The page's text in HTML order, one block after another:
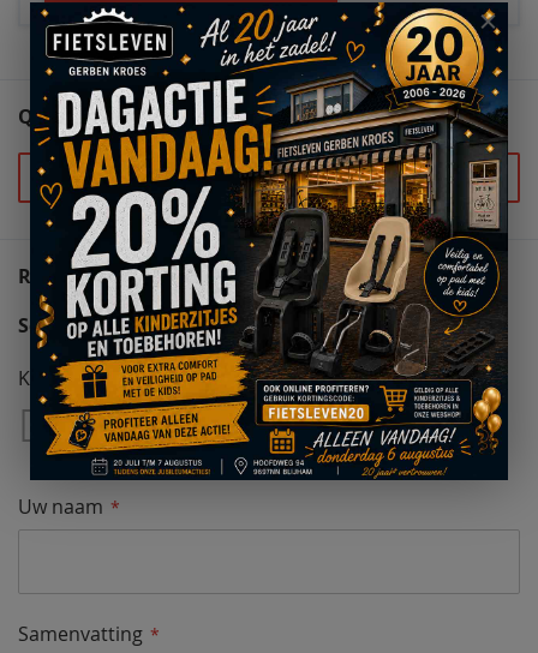
QUESTIONS (0)
Stel uw vraag
REVIEWS
Schrijf uw eigen review
Kwaliteit
1
Star
2
Sterren
3
Sterren
4
Sterren
5
Sterren
Uw naam
Samenvatting